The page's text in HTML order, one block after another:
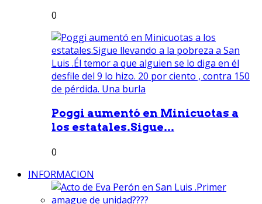
0
Poggi aumentó en Minicuotas a
los estatales.Sigue...
0
INFORMACION